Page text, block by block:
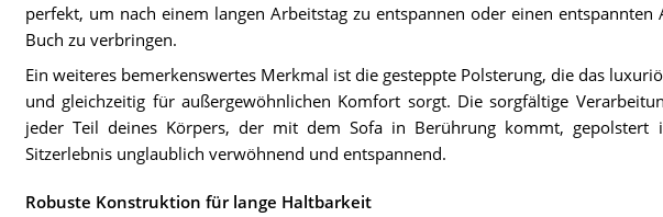
perfekt, um nach einem langen Arbeitstag zu entspannen oder einen
Buch zu verbringen.
Ein weiteres bemerkenswertes Merkmal ist die gesteppte Polsterung, die das
und gleichzeitig für außergewöhnlichen Komfort sorgt. Die sorgfältige
jeder Teil deines Körpers, der mit dem Sofa in Berührung kommt, gepolstert
Sitzerlebnis unglaublich verwöhnend und entspannend.
Robuste Konstruktion für lange Haltbarkeit